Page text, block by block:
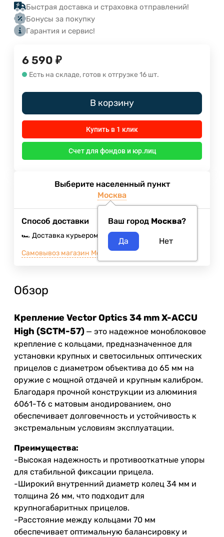
Быстрая доставка и страховка отправлений!
Бонусы за покупку
Гарантия и сервис!
6 590 ₽
Есть на складе, готов к отгрузке 16 шт.
В корзину
Купить в 1 клик
Счет для фондов и юр.лиц
Выберите населенный пункт
Москва
Ваш город Москва?
Способ доставки
🏎️ Доставка курьером 10 августа 2026
Самовывоз магазин Москва м.ВДНХ
Обзор
Крепление Vector Optics 34 mm X-ACCU
High (SCTM-57) — это надежное моноблоковое
крепление с кольцами, предназначенное для
установки крупных и светосильных оптических
прицелов с диаметром объектива до 65 мм на
оружие с мощной отдачей и крупным калибром.
Благодаря прочной конструкции из алюминия
6061-Т6 с матовым анодированием, оно
обеспечивает долговечность и устойчивость к
экстремальным условиям эксплуатации.
Преимущества:
-Высокая надежность и противооткатные упоры
для стабильной фиксации прицела.
-Широкий внутренний диаметр колец 34 мм и
толщина 26 мм, что подходит для
крупногабаритных прицелов.
-Расстояние между кольцами 70 мм
обеспечивает оптимальную балансировку и